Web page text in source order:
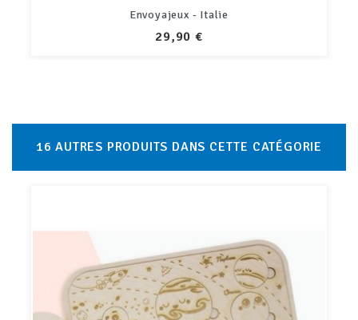
Envoyajeux - Cambodge
PRIX
29,90 €
16 AUTRES PRODUITS DANS CETTE CATÉGORIE